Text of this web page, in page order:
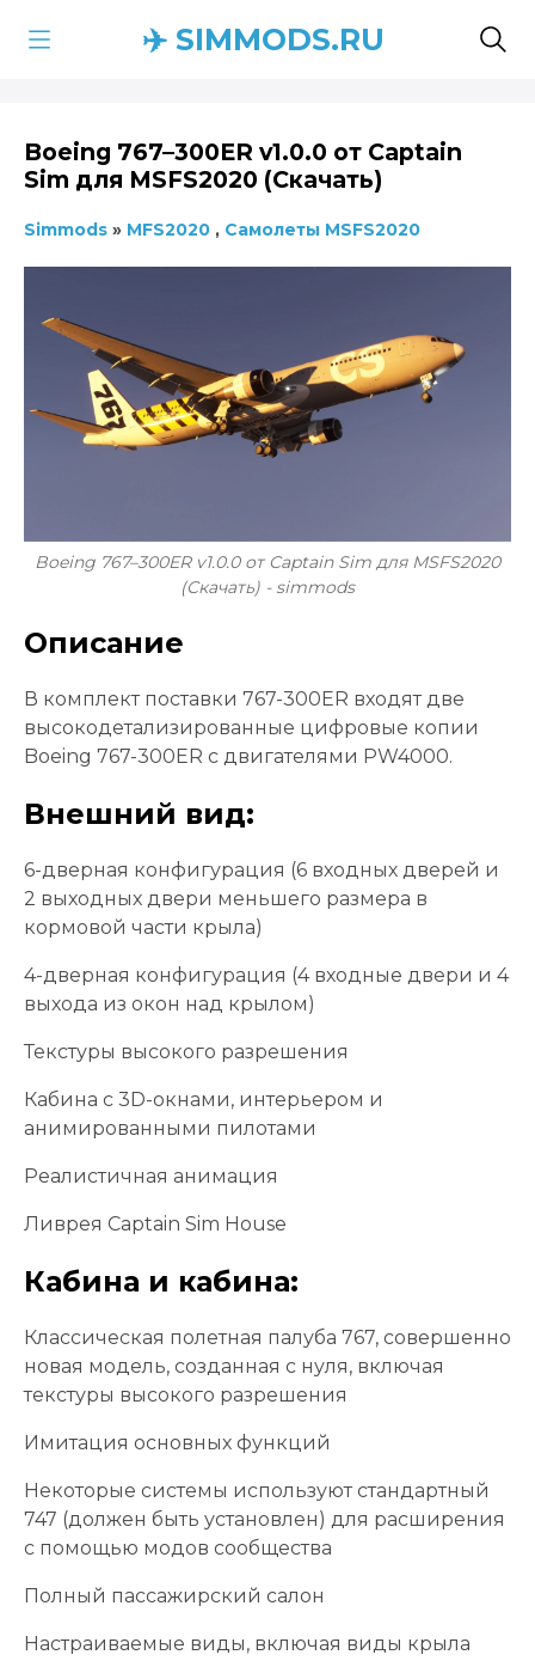
✈️ SIMMODS.RU
Boeing 767–300ER v1.0.0 от Captain
Sim для MSFS2020 (Скачать)
Simmods » MFS2020 , Самолеты MSFS2020
Boeing 767–300ER v1.0.0 от Captain Sim для MSFS2020
(Скачать) - simmods
Описание
В комплект поставки 767-300ER входят две
высокодетализированные цифровые копии
Boeing 767-300ER с двигателями PW4000.
Внешний вид:
6-дверная конфигурация (6 входных дверей и
2 выходных двери меньшего размера в
кормовой части крыла)
4-дверная конфигурация (4 входные двери и 4
выхода из окон над крылом)
Текстуры высокого разрешения
Кабина с 3D-окнами, интерьером и
анимированными пилотами
Реалистичная анимация
Ливрея Captain Sim House
Кабина и кабина:
Классическая полетная палуба 767, совершенно
новая модель, созданная с нуля, включая
текстуры высокого разрешения
Имитация основных функций
Некоторые системы используют стандартный
747 (должен быть установлен) для расширения
с помощью модов сообщества
Полный пассажирский салон
Настраиваемые виды, включая виды крыла